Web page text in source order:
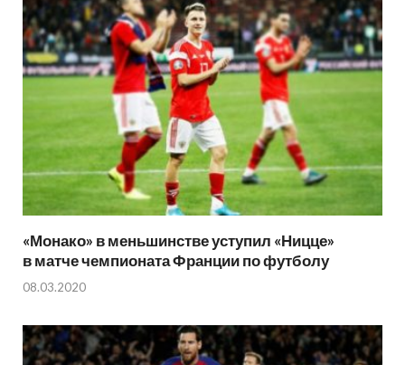
«Монако» в меньшинстве уступил «Ницце»
в матче чемпионата Франции по футболу
08.03.2020